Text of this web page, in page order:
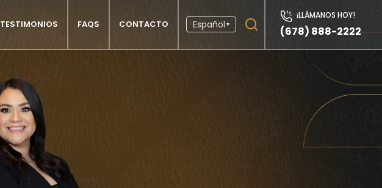
TESTIMONIOS FAQS CONTACTO Español ▾
¡LLÁMANOS HOY!
(678) 888-2222